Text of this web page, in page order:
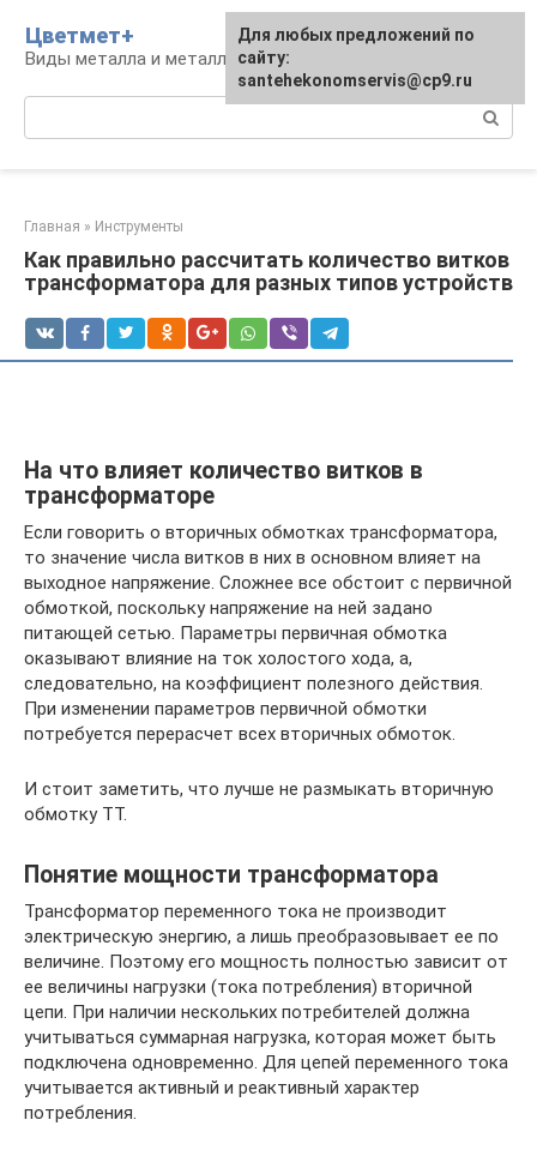
контенту
Цветмет+
Виды металла и металлообработка
Главная » Инструменты
Как правильно рассчитать количество витков
трансформатора для разных типов устройств
На что влияет количество витков в
трансформаторе
Если говорить о вторичных обмотках трансформатора,
то значение числа витков в них в основном влияет на
выходное напряжение. Сложнее все обстоит с первичной
обмоткой, поскольку напряжение на ней задано
питающей сетью. Параметры первичная обмотка
оказывают влияние на ток холостого хода, а,
следовательно, на коэффициент полезного действия.
При изменении параметров первичной обмотки
потребуется перерасчет всех вторичных обмоток.
И стоит заметить, что лучше не размыкать вторичную
обмотку ТТ.
Понятие мощности трансформатора
Трансформатор переменного тока не производит
электрическую энергию, а лишь преобразовывает ее по
величине. Поэтому его мощность полностью зависит от
ее величины нагрузки (тока потребления) вторичной
цепи. При наличии нескольких потребителей должна
учитываться суммарная нагрузка, которая может быть
подключена одновременно. Для цепей переменного тока
учитывается активный и реактивный характер
потребления.
Для любых предложений по
сайту:
santehekonomservis@cp9.ru